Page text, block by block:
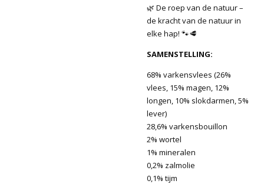
🌿 De roep van de natuur –
de kracht van de natuur in
elke hap! 🐾🥩
SAMENSTELLING:
68% varkensvlees (26%
vlees, 15% magen, 12%
longen, 10% slokdarmen, 5%
lever)
28,6% varkensbouillon
2% wortel
1% mineralen
0,2% zalmolie
0,1% tijm